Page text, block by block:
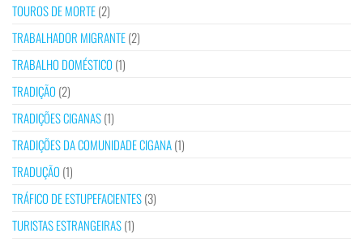
TOUROS DE MORTE(2)
TRABALHADOR MIGRANTE(2)
TRABALHO DOMÉSTICO (1)
TRADIÇÃO (2)
TRADIÇÕES CIGANAS(1)
TRADIÇÕES DA COMUNIDADE CIGANA(1)
TRADUÇÃO (1)
TRÁFICO DE ESTUPEFACIENTES(3)
TURISTAS ESTRANGEIRAS(1)